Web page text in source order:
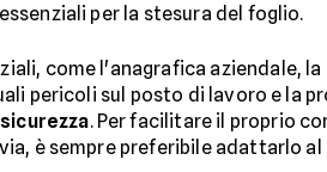
per la stesura del foglio.
come l'anagrafica aziendale,
pericoli sul posto di lavoro e la
. Per facilitare il proprio
è sempre preferibile adattarlo